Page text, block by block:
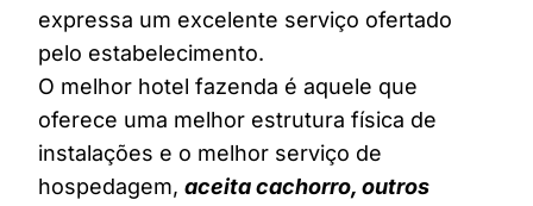
expressa um excelente serviço ofertado
pelo estabelecimento.
O melhor hotel fazenda é aquele que
oferece uma melhor estrutura física de
instalações e o melhor serviço de
hospedagem, aceita cachorro, outros